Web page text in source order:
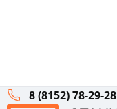
8 (8152) 78-29-28